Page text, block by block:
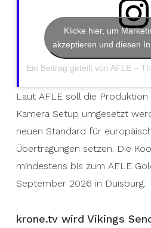
Klicke hier, um
akzeptieren und diesen
Laut AFLE soll die
Kamera Setup umgesetzt
neuen Standard für
Übertragungen setzen. Die
mindestens bis zum AFLE
September 2026 in Duisburg.
krone.tv wird Vikings